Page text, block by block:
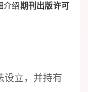
介绍期刊出版许可
设立，并持有